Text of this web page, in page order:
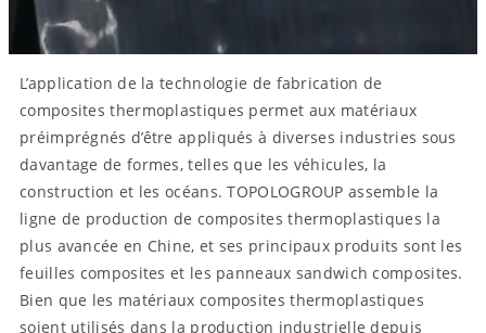
L’application de la technologie de fabrication de
composites thermoplastiques permet aux matériaux
préimprégnés d’être appliqués à diverses industries sous
davantage de formes, telles que les véhicules, la
construction et les océans. TOPOLOGROUP assemble la
ligne de production de composites thermoplastiques la
plus avancée en Chine, et ses principaux produits sont les
feuilles composites et les panneaux sandwich composites.
Bien que les matériaux composites thermoplastiques
soient utilisés dans la production industrielle depuis